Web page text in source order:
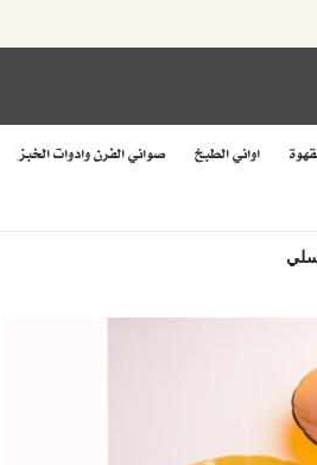
اواني الطبخ صواني الفرن وادوات الخبز